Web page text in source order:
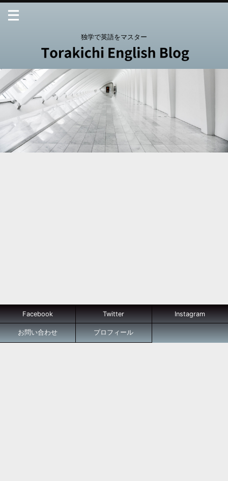
独学で英語をマスター
Facebook Twitter Instagram
お問い合わせ プロフィール